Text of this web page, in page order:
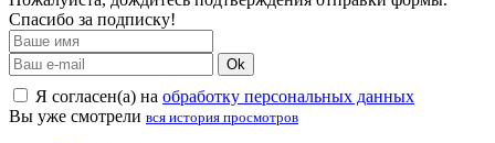
Спасибо за подписку!
Ok
Я согласен(а) на обработку персональных данных
Вы уже смотрели вся история просмотров